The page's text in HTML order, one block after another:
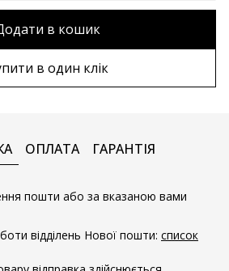
в кошик
в один клік
ОПЛАТА ГАРАНТІЯ
пошти або за вказаною вами
відділень Нової пошти: список